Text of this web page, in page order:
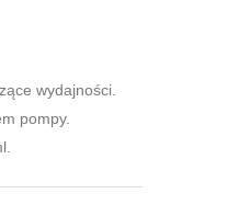
wydajności.
pompy.